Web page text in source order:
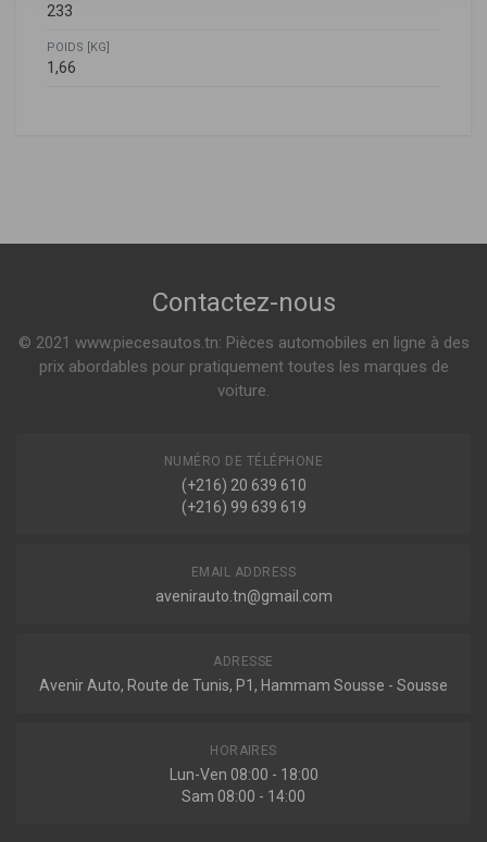
233
POIDS [KG]
1,66
R882
Filtre à air
Contactez-nous
© 2021 www.piecesautos.tn: Pièces automobiles en ligne à des
prix abordables pour pratiquement toutes les marques de
voiture.
NUMÉRO DE TÉLÉPHONE
(+216) 20 639 610
(+216) 99 639 619
EMAIL ADDRESS
avenirauto.tn@gmail.com
ADRESSE
Avenir Auto, Route de Tunis, P1, Hammam Sousse - Sousse
HORAIRES
Lun-Ven 08:00 - 18:00
Sam 08:00 - 14:00